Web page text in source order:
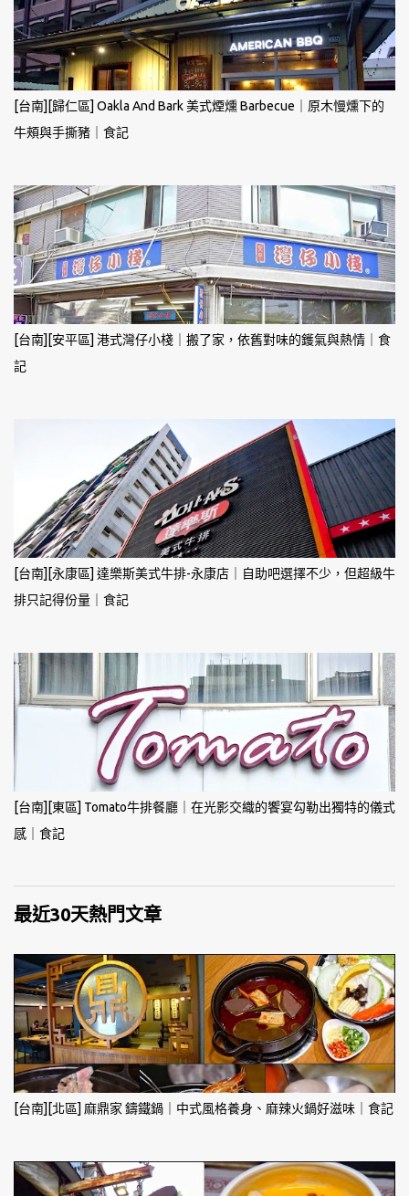
[台南][歸仁區] Oakla And Bark 美式煙燻 Barbecue｜原木慢燻下的
牛頰與手撕豬｜食記
[台南][安平區] 港式灣仔小棧｜搬了家，依舊對味的鑊氣與熱情｜食
記
[台南][永康區] 達樂斯美式牛排-永康店｜自助吧選擇不少，但超級牛
排只記得份量｜食記
[台南][東區] Tomato牛排餐廳｜在光影交織的饗宴勾勒出獨特的儀式
感｜食記
最近30天熱門文章
[台南][北區] 麻鼎家 鑄鐵鍋｜中式風格養身、麻辣火鍋好滋味｜食記